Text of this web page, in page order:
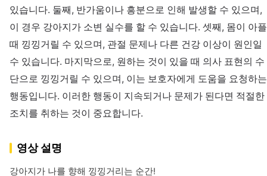
있습니다. 둘째, 반가움이나 흥분으로 인해 발생할 수 있으며,
이 경우 강아지가 소변 실수를 할 수 있습니다. 셋째, 몸이 아플
때 낑낑거릴 수 있으며, 관절 문제나 다른 건강 이상이 원인일
수 있습니다. 마지막으로, 원하는 것이 있을 때 의사 표현의 수
단으로 낑낑거릴 수 있으며, 이는 보호자에게 도움을 요청하는
행동입니다. 이러한 행동이 지속되거나 문제가 된다면 적절한
조치를 취하는 것이 중요합니다.
영상 설명
강아지가 나를 향해 낑낑거리는 순간!